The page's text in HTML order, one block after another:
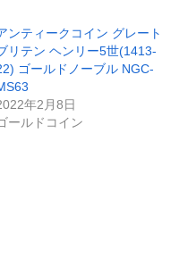
ンティークコイン グレート
リテン ヘンリー5世(1413-
ゴールドノーブル NGC-
年2月8日
ールドコイン